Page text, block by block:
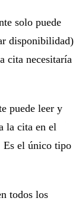
solo puede
disponibilidad)
cita necesitaría
puede leer y
la cita en el
Es el único tipo
todos los